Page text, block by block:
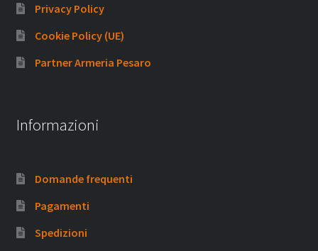
Privacy Policy
Cookie Policy (UE)
Partner Armeria Pesaro
Informazioni
Domande frequenti
Pagamenti
Spedizioni